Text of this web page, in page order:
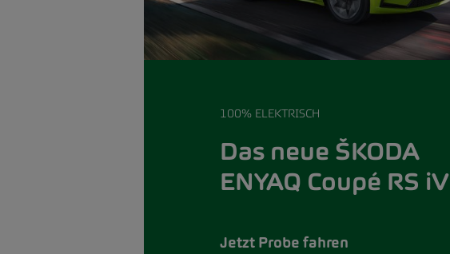
100% ELEKTRISCH
Das neue ŠKODA
ENYAQ Coupé RS iV
Jetzt Probe fahren